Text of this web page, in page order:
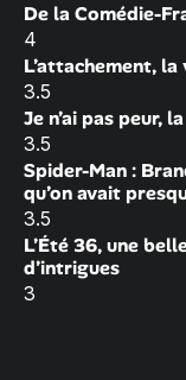
De la Comédie-
4
L’attachement,
3.5
Je n’ai pas peur,
3.5
Spider-Man :
qu’on avait
3.5
L’Été 36, une
d’intrigues
3